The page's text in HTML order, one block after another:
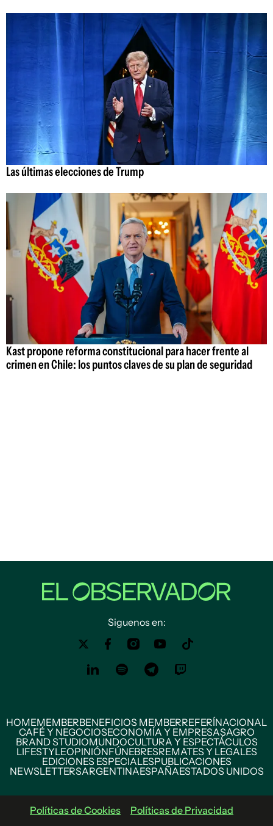
Las últimas elecciones de Trump
Kast propone reforma constitucional para hacer frente al
crimen en Chile: los puntos claves de su plan de seguridad
Siguenos en:
HOMEMEMBERBENEFICIOS MEMBERREFERÍNACIONAL
CAFÉ Y NEGOCIOSECONOMÍA Y EMPRESASAGRO
BRAND STUDIOMUNDOCULTURA Y ESPECTÁCULOS
LIFESTYLEOPINIÓNFÚNEBRESREMATES Y LEGALES
EDICIONES ESPECIALESPUBLICACIONES
NEWSLETTERSARGENTINAESPAÑAESTADOS UNIDOS
Políticas de Cookies
Políticas de Privacidad